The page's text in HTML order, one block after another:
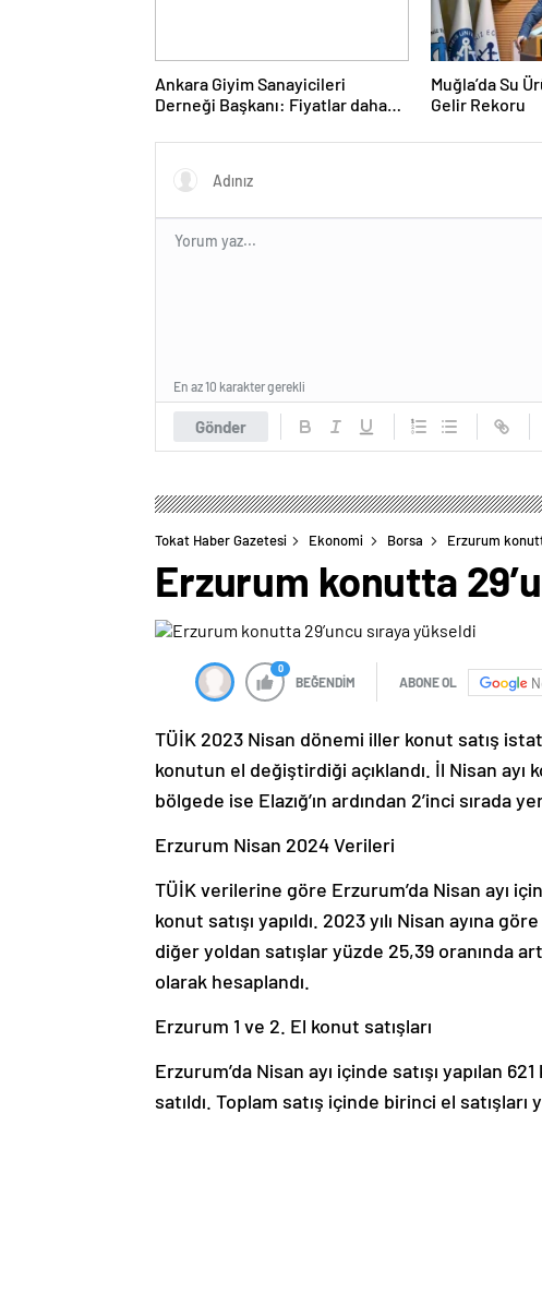
Ankara Giyim Sanayicileri
Derneği Başkanı: Fiyatlar daha
Muğla’da Su
Gelir Rekoru
Gönder
En az 10 karakter gerekli
Tokat Haber Gazetesi Ekonomi Borsa Erzurum
Erzurum konutta
0
BEĞENDİM ABONE OL
TÜİK 2023 Nisan dönemi iller konut satış
konutun el değiştirdiği açıklandı. İl Nisan ayı
bölgede ise Elazığ’ın ardından 2’inci sırada
Erzurum Nisan 2024 Verileri
TÜİK verilerine göre Erzurum’da Nisan ayı
konut satışı yapıldı. 2023 yılı Nisan ayına
diğer yoldan satışlar yüzde 25,39 oranında
olarak hesaplandı.
Erzurum 1 ve 2. El konut satışları
Erzurum’da Nisan ayı içinde satışı yapılan
satıldı. Toplam satış içinde birinci el